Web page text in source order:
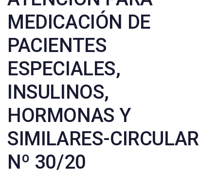
MEDICACIÓN DE
PACIENTES
ESPECIALES,
INSULINOS,
HORMONAS Y
SIMILARES-CIRCULAR
Nº 30/20